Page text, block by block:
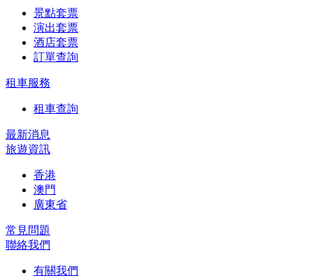
景點套票
演出套票
酒店套票
訂單查詢
租車服務
租車查詢
最新消息
旅遊資訊
香港
澳門
廣東省
常見問題
聯絡我們
有關我們